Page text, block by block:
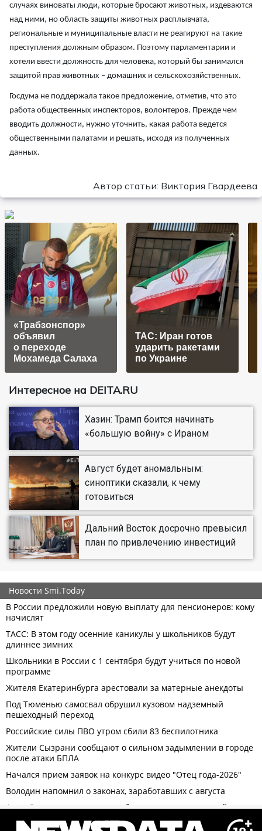
случаях виноваты люди, которые бросают животных, издеваются
над ними, но область защиты животных расплывчата,
региональные и муниципальные власти не реагируют на такие
преступления должным образом. Поэтому парламентарии и
хотели ввести должность для человека, который бы занимался
защитой прав животных – домашних и сельскохозяйственных.
Госдума не поддержала такое предложение, отметив, что это
работа общественных инспекторов, волонтеров. Прежде чем
вводить должности, нужно уточнить, какая работа ведется
общественными палатами и решать, исходя из полученных
данных.
Автор статьи: Виктория Гвардеева
«Трабзонспор»
объявил
о переходе
Мохамеда Салаха
ТАС: Иран готов
ударить ракетами
по Украине
Интересное на DEITA.RU
Хазин: Трамп боится начинать
«большую войну» с Ираном
Август будет аномальным:
синоптики сказали, к чему
готовиться
Дальний Восток досрочно превысил
план по привлечению инвестиций